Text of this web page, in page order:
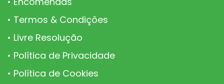
Termos & Condições
Livre Resolução
Política de Privacidade
Política de Cookies